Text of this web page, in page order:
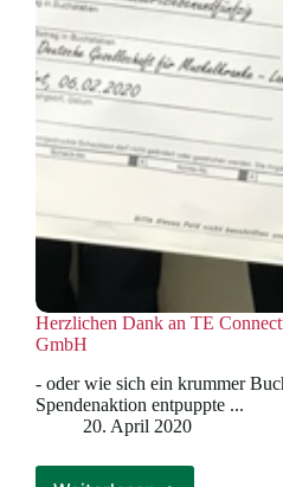
Herzlichen Dank an TE
GmbH
- oder wie sich ein krummer
Spendenaktion entpuppte ...
20. April 2020